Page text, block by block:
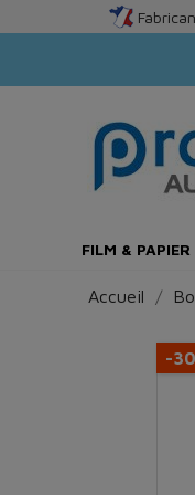
FILM &
Accueil
-